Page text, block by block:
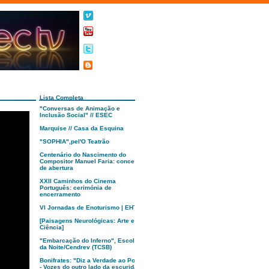
Lista Completa
"Conversas de Animação e
Inclusão Social" // ESEC
Marquise // Casa da Esquina
"SOPHIA",pel'O Teatrão
Centenário do Nascimento do
Compositor Manuel Faria: concerto
de abertura
XXII Caminhos do Cinema
Português: cerimónia de
encerramento
VI Jornadas de Enoturismo | EHTC
[Paisagens Neurológicas: Arte e
Ciência]
"Embarcação do Inferno", Escola
da Noite/Cendrev (TCSB)
Bonifrates: "Diz a Verdade ao Poder
- Vozes do outro lado da escuridão"